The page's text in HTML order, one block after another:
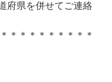
府県を併せてご連絡
＊＊＊＊＊＊＊＊＊